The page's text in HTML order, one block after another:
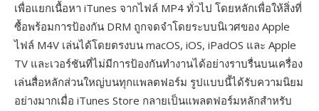
เพื่อแยกเนื้อหา iTunes จากไฟล์ MP4 ทั่วไป โดยหลักเพื่อให้สิ่งที่
ซื้อพร้อมการป้องกัน DRM ถูกจดจำโดยระบบนิเวศของ Apple
ไฟล์ M4V เล่นได้โดยตรงบน macOS, iOS, iPadOS และ Apple
TV และเวอร์ชันที่ไม่มีการป้องกันทำงานได้อย่างราบรื่นบนเครื่อง
เล่นสื่อหลักส่วนใหญ่บนทุกแพลตฟอร์ม รูปแบบนี้ได้รับความนิยม
อย่างมากเมื่อ iTunes Store กลายเป็นแพลตฟอร์มหลักสำหรับ